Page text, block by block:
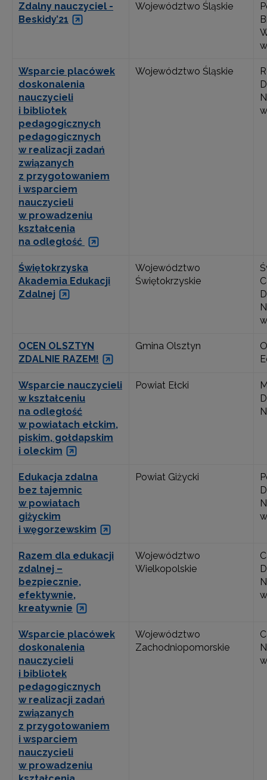
Zdalny nauczyciel -
Beskidy’21
Województwo Śląskie
Wsparcie placówek
doskonalenia
nauczycieli
i bibliotek
pedagogicznych
pedagogicznych
w realizacji zadań
związanych
z przygotowaniem
i wsparciem
nauczycieli
w prowadzeniu
kształcenia
na odległość
Województwo Śląskie
Świętokrzyska
Akademia Edukacji
Zdalnej
Województwo
Świętokrzyskie
OCEN OLSZTYN
ZDALNIE RAZEM!
Gmina Olsztyn
Wsparcie nauczycieli
w kształceniu
na odległość
w powiatach ełckim,
piskim, gołdapskim
i oleckim
Powiat Ełcki
Edukacja zdalna
bez tajemnic
w powiatach
giżyckim
i węgorzewskim
Powiat Giżycki
Razem dla edukacji
zdalnej –
bezpiecznie,
efektywnie,
kreatywnie
Województwo
Wielkopolskie
Wsparcie placówek
doskonalenia
nauczycieli
i bibliotek
pedagogicznych
w realizacji zadań
związanych
z przygotowaniem
i wsparciem
nauczycieli
w prowadzeniu
Województwo
Zachodniopomorskie